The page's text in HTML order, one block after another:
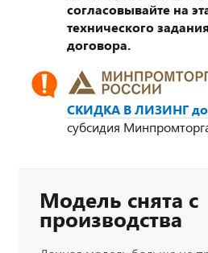
согласовывайте на
технического
договора.
СКИДКА В ЛИЗИНГ до
субсидия
Модель снята с
производства